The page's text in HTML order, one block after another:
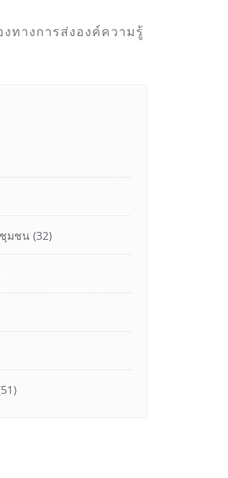
งทางการส่งองค์ความรู้
มชน (32)